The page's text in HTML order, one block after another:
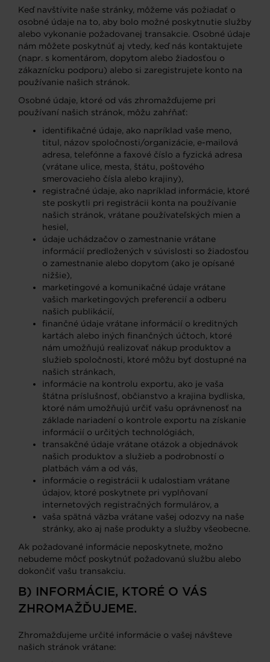
Keď navštívite naše stránky, môžeme vás požiadať o
osobné údaje na to, aby bolo možné poskytnutie služby
alebo vykonanie požadovanej transakcie. Osobné údaje
nám môžete poskytnúť aj vtedy, keď nás kontaktujete
(napr. s komentárom, dopytom alebo žiadosťou o
zákaznícku podporu) alebo si zaregistrujete konto na
používanie našich stránok.
Osobné údaje, ktoré od vás zhromažďujeme pri
používaní našich stránok, môžu zahŕňať:
identifikačné údaje, ako napríklad vaše meno,
titul, názov spoločnosti/organizácie, e-mailová
adresa, telefónne a faxové číslo a fyzická adresa
(vrátane ulice, mesta, štátu, poštového
smerovacieho čísla alebo krajiny),
registračné údaje, ako napríklad informácie, ktoré
ste poskytli pri registrácii konta na používanie
našich stránok, vrátane používateľských mien a
hesiel,
údaje uchádzačov o zamestnanie vrátane
informácií predložených v súvislosti so žiadosťou
o zamestnanie alebo dopytom (ako je opísané
nižšie),
marketingové a komunikačné údaje vrátane
vašich marketingových preferencií a odberu
našich publikácií,
finančné údaje vrátane informácií o kreditných
kartách alebo iných finančných účtoch, ktoré
nám umožňujú realizovať nákup produktov a
služieb spoločnosti, ktoré môžu byť dostupné na
našich stránkach,
informácie na kontrolu exportu, ako je vaša
štátna príslušnosť, občianstvo a krajina bydliska,
ktoré nám umožňujú určiť vašu oprávnenosť na
základe nariadení o kontrole exportu na získanie
informácií o určitých technológiách,
transakčné údaje vrátane otázok a objednávok
našich produktov a služieb a podrobností o
platbách vám a od vás,
informácie o registrácii k udalostiam vrátane
údajov, ktoré poskytnete pri vyplňovaní
internetových registračných formulárov, a
vaša spätná väzba vrátane vašej odozvy na naše
stránky, ako aj naše produkty a služby všeobecne.
Ak požadované informácie neposkytnete, možno
nebudeme môcť poskytnúť požadovanú službu alebo
dokončiť vašu transakciu.
B) INFORMÁCIE, KTORÉ O VÁS
ZHROMAŽĎUJEME.
Zhromažďujeme určité informácie o vašej návšteve
našich stránok vrátane: